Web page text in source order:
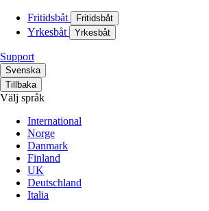
Fritidsbåt Fritidsbåt
Yrkesbåt Yrkesbåt
Support
Svenska
Tillbaka
Välj språk
International
Norge
Danmark
Finland
UK
Deutschland
Italia